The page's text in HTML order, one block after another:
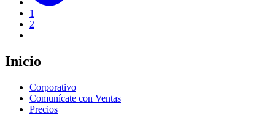
1
2
Inicio
Corporativo
Comunícate con Ventas
Precios